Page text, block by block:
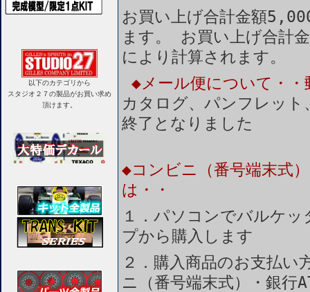
以下のカテゴリから
スタジオ２７の製品がお買い求め
頂けます。
お買い上げ合計金額
ます。 お買い上げ合計
により計算されます。
◆メール便について・・
カタログ、パンフレッ
終了となりました
◆コンビニ（番号端末式
は・・
１．パソコンでバルケッ
プから購入します
２．購入商品のお支払
ニ（番号端末式）・銀